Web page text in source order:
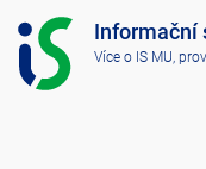
I
S
M
Informační
Více o IS MU ,